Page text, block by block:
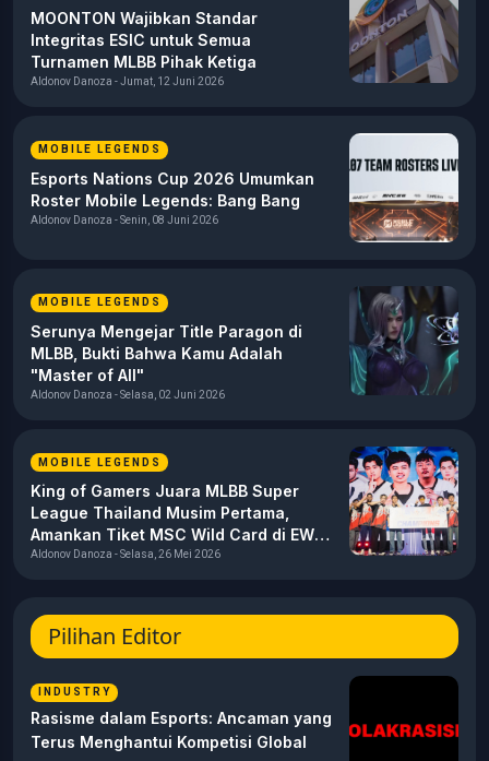
MOONTON Wajibkan Standar
Integritas ESIC untuk Semua
Turnamen MLBB Pihak Ketiga
Aldonov Danoza - Jumat, 12 Juni 2026
MOBILE LEGENDS
Esports Nations Cup 2026 Umumkan
Roster Mobile Legends: Bang Bang
Aldonov Danoza - Senin, 08 Juni 2026
MOBILE LEGENDS
Serunya Mengejar Title Paragon di
MLBB, Bukti Bahwa Kamu Adalah
"Master of All"
Aldonov Danoza - Selasa, 02 Juni 2026
MOBILE LEGENDS
King of Gamers Juara MLBB Super
League Thailand Musim Pertama,
Amankan Tiket MSC Wild Card di EWC
2026
Aldonov Danoza - Selasa, 26 Mei 2026
Pilihan Editor
INDUSTRY
Rasisme dalam Esports: Ancaman yang
Terus Menghantui Kompetisi Global